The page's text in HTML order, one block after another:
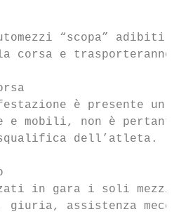
“scopa”
la corsa e
è presente un
e mobili, non è pertanto
dell’atleta.
in gara i soli mezzi
giuria, assistenza